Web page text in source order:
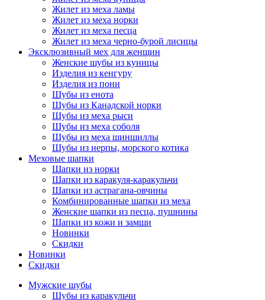
Жилет из меха ламы
Жилет из меха норки
Жилет из меха песца
Жилет из меха черно-бурой лисицы
Эксклюзивный мех для женщин
Женские шубы из куницы
Изделия из кенгуру
Изделия из пони
Шубы из енота
Шубы из Канадской норки
Шубы из меха рыси
Шубы из меха соболя
Шубы из меха шиншиллы
Шубы из нерпы, морского котика
Меховые шапки
Шапки из норки
Шапки из каракуля-каракульчи
Шапки из астрагана-овчины
Комбинированные шапки из меха
Женские шапки из песца, пушнины
Шапки из кожи и замши
Новинки
Скидки
Новинки
Скидки
Мужские шубы
Шубы из каракульчи